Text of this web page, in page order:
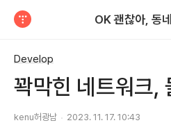
OK 괜찮아, 동
Develop
꽉막힌 네트워크,
kenu허광남 2023. 11. 17. 10:43